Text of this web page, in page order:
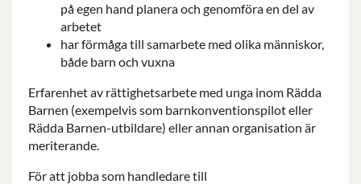
på egen hand planera och genomföra en del av
arbetet
har förmåga till samarbete med olika människor,
både barn och vuxna
Erfarenhet av rättighetsarbete med unga inom Rädda
Barnen (exempelvis som barnkonventionspilot eller
Rädda Barnen-utbildare) eller annan organisation är
meriterande.
För att jobba som handledare till